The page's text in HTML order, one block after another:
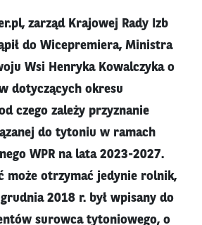
zarząd Krajowej Rady Izb
do Wicepremiera, Ministra
Wsi Henryka Kowalczyka o
dotyczących okresu
czego zależy przyznanie
do tytoniu w ramach
WPR na lata 2023-2027.
może otrzymać jedynie rolnik,
2018 r. był wpisany do
surowca tytoniowego, o